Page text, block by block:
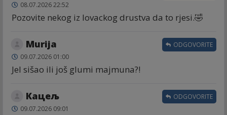
08.07.2026 22:52
Pozovite nekog iz lovackog drustva da to rjesi.🤣
Murija
09.07.2026 01:00
Jel sišao ili još glumi majmuna?!
ODGOVORITE
Кацељ
09.07.2026 09:01
ODGOVORITE